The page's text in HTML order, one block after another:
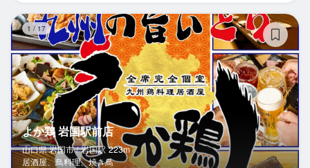
1 / 17
よか鶏 岩国駅前店
山口県 岩国市 / 岩国駅 223m
居酒屋、鳥料理、焼き鳥